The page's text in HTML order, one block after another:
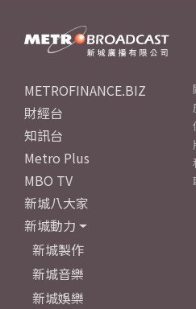
METROFINANCE.BIZ
財經台
知訊台
Metro Plus
MBO TV
新城八大家
新城動力
新城製作
新城音樂
新城娛樂